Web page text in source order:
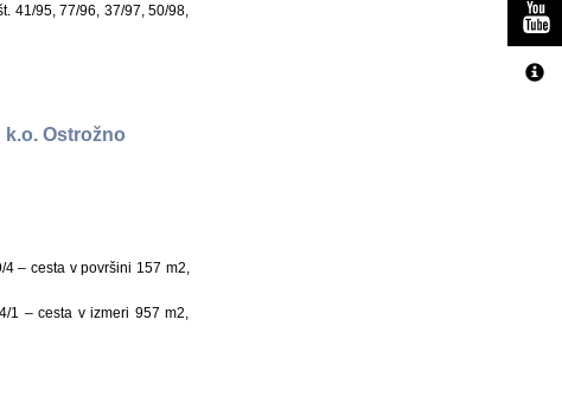
41/95, 77/96, 37/97, 50/98,
Ostrožno
– cesta v površini 157 m2,
1 – cesta v izmeri 957 m2,